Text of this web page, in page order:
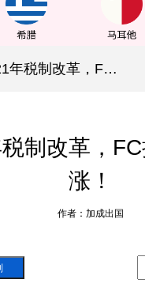
重磅！日本2021年税制改革，FC持有成本固都税只降不涨！
制改革，
涨！
作者：加成出国